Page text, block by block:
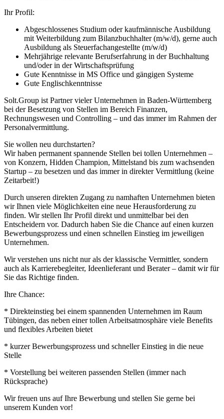
Ihr Profil:
Abgeschlossenes Studium oder kaufmännische Ausbildung
mit Weiterbildung zum Bilanzbuchhalter (m/w/d), gerne auch
Ausbildung als Steuerfachangestellte (m/w/d)
Mehrjährige relevante Berufserfahrung in der Buchhaltung
und/oder in der Wirtschaftsprüfung
Gute Kenntnisse in MS Office und gängigen Systeme
Gute Englischkenntnisse
Solt.Group ist Partner vieler Unternehmen in Baden-Württemberg
bei der Besetzung von Stellen im Bereich Finanzen,
Rechnungswesen und Controlling – und das immer im Rahmen der
Personalvermittlung.
Sie wollen neu durchstarten?
Wir haben permanent spannende Stellen bei tollen Unternehmen –
von Konzern, Hidden Champion, Mittelstand bis zum wachsenden
Startup – zu besetzen und das immer in direkter Vermittlung (keine
Zeitarbeit!)
Durch unseren direkten Zugang zu namhaften Unternehmen bieten
wir Ihnen viele Möglichkeiten eine neue Herausforderung zu
finden. Wir stellen Ihr Profil direkt und unmittelbar bei den
Entscheidern vor. Dadurch haben Sie die Chance auf einen kurzen
Bewerbungsprozess und einen schnellen Einstieg im jeweiligen
Unternehmen.
Wir verstehen uns nicht nur als der klassische Vermittler, sondern
auch als Karrierebegleiter, Ideenlieferant und Berater – damit wir für
Sie das Richtige finden.
Ihre Chance:
* Direkteinstieg bei einem spannenden Unternehmen im Raum
Tübingen, das neben einer tollen Arbeitsatmosphäre viele Benefits
und flexibles Arbeiten bietet
* kurzer Bewerbungsprozess und schneller Einstieg in die neue
Stelle
* Vorstellung bei weiteren passenden Stellen (immer nach
Rücksprache)
Wir freuen uns auf Ihre Bewerbung und stellen Sie gerne bei
unserem Kunden vor!